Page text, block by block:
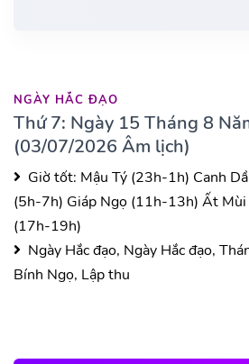
NGÀY HẮC ĐẠO
Thứ 7: Ngày 15 Tháng 8
(03/07/2026 Âm lịch)
Giờ tốt: Mậu Tý (23h-1h) Canh
(5h-7h) Giáp Ngọ (11h-13h) Ất
(17h-19h)
Ngày Hắc đạo, Ngày Hắc đạo,
Bính Ngọ, Lập thu